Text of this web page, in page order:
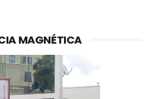
MAGNÉTICA